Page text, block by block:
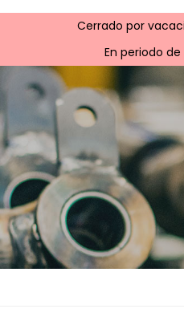
Cerrado por
En periodo